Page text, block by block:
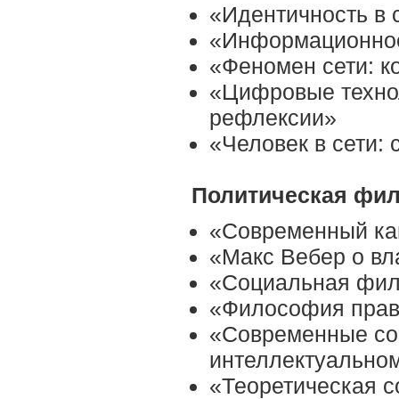
«Идентичность в
«Феномен сети:
«Цифровые
рефлексии»
«Человек в сети:
Политическая
«Современный
«Макс Вебер о
«Социальная
«Философия
«Современные
«Теоретическая